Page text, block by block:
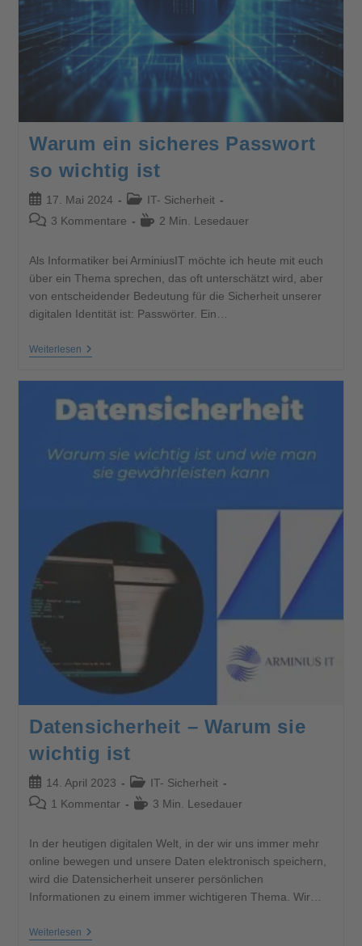
Warum ein sicheres Passwort
so wichtig ist
17. Mai 2024
IT- Sicherheit
3 Kommentare
2 Min. Lesedauer
Als Informatiker bei ArminiusIT möchte ich heute mit euch
über ein Thema sprechen, das oft unterschätzt wird, aber
von entscheidender Bedeutung für die Sicherheit unserer
digitalen Identität ist: Passwörter. Ein…
Weiterlesen
Datensicherheit – Warum sie
wichtig ist
14. April 2023
IT- Sicherheit
1 Kommentar
3 Min. Lesedauer
In der heutigen digitalen Welt, in der wir uns immer mehr
online bewegen und unsere Daten elektronisch speichern,
wird die Datensicherheit unserer persönlichen
Informationen zu einem immer wichtigeren Thema. Wir…
Weiterlesen